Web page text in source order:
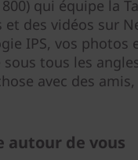
800) qui équipe la
et des vidéos sur
IPS, vos photos
tous les
avec des
autour de vous